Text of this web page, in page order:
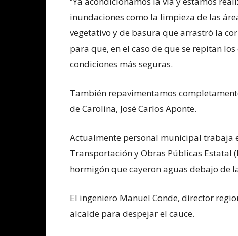
inundaciones como la limpieza de las
vegetativo y de basura que arrastró la
para que, en el caso de que se repitan
condiciones más seguras.
También repavimentamos
de Carolina, José Carlos Aponte.
Actualmente personal municipal trabaja
Transportación y Obras Públicas Estatal
hormigón que cayeron aguas debajo de
El ingeniero Manuel Conde, director
alcalde para despejar el cauce.